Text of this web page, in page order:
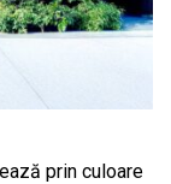
prin culoare